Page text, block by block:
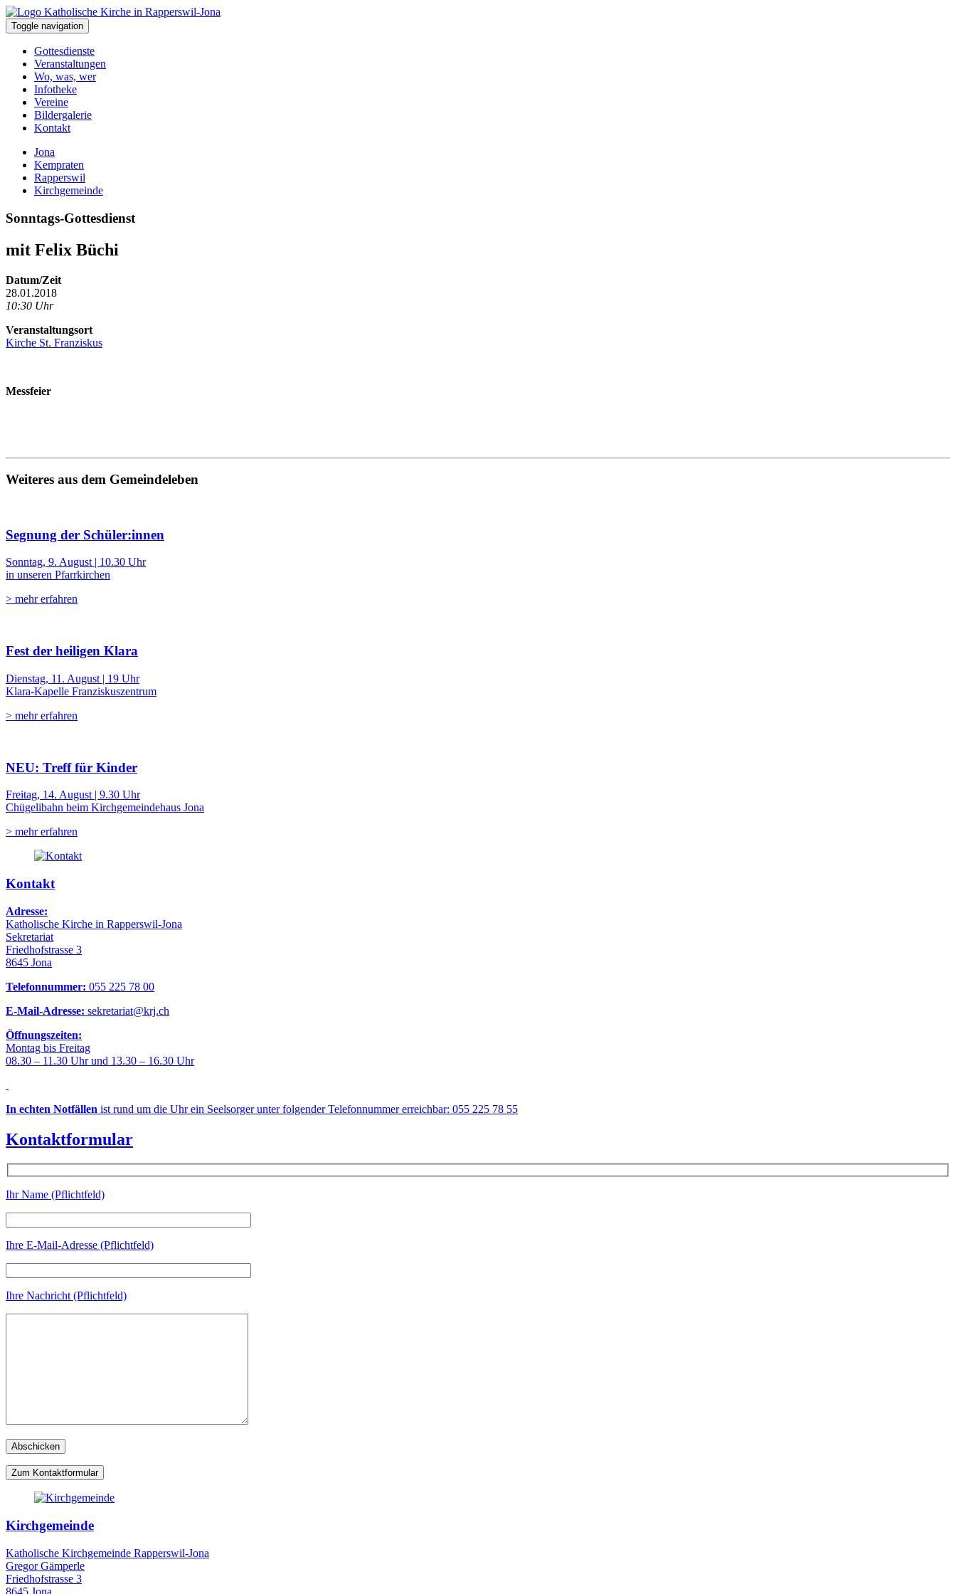
Toggle navigation
Gottesdienste
Veranstaltungen
Wo, was, wer
Infotheke
Vereine
Bildergalerie
Kontakt
Jona
Kempraten
Rapperswil
Kirchgemeinde
Sonntags-Gottesdienst
mit Felix Büchi
Datum/Zeit
28.01.2018
10:30 Uhr
Veranstaltungsort
Kirche St. Franziskus
Messfeier
Weiteres aus dem Gemeindeleben
Segnung der Schüler:innen
Sonntag, 9. August | 10.30 Uhr
in unseren Pfarrkirchen
> mehr erfahren
Fest der heiligen Klara
Dienstag, 11. August | 19 Uhr
Klara-Kapelle Franziskuszentrum
> mehr erfahren
NEU: Treff für Kinder
Freitag, 14. August | 9.30 Uhr
Chügelibahn beim Kirchgemeindehaus Jona
> mehr erfahren
Kontakt
Adresse:
Katholische Kirche in Rapperswil-Jona
Sekretariat
Friedhofstrasse 3
8645 Jona
Telefonnummer: 055 225 78 00
E-Mail-Adresse: sekretariat@krj.ch
Öffnungszeiten:
Montag bis Freitag
08.30 – 11.30 Uhr und 13.30 – 16.30 Uhr
In echten Notfällen ist rund um die Uhr ein Seelsorger unter folgender Telefonnummer erreichbar: 055 225 78 55
Kontaktformular
Ihr Name (Pflichtfeld)
Ihre E-Mail-Adresse (Pflichtfeld)
Ihre Nachricht (Pflichtfeld)
Zum Kontaktformular
Kirchgemeinde
Katholische Kirchgemeinde Rapperswil-Jona
Gregor Gämperle
Friedhofstrasse 3
8645 Jona